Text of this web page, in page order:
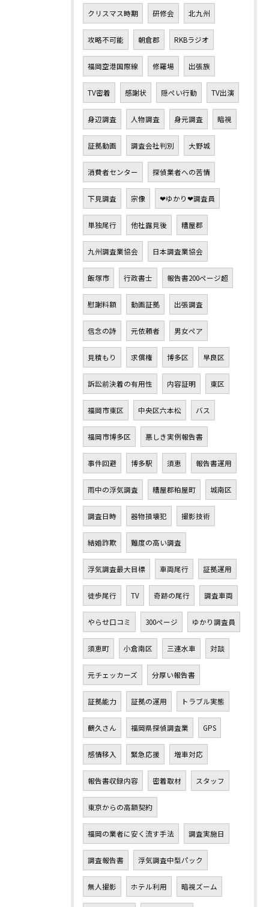
クリスマス時期 研修会 北九州
攻略不可能 朝倉郡 RKBラジオ
福岡空港国際線 修羅場 出張族
TV密着 感謝状 隠ぺい行動 TV出演
身辺調査 人物調査 身元調査 暗視
証拠動画 調査会社判別 大野城
消費者センター 探偵業者への苦情
下見調査 宗像 ❤ゆかり❤調査員
単独尾行 他社露見後 糟屋郡
九州調査業協会 日本調査業協会
飯塚市 行政書士 報告書200ページ超
慰謝料額 動画証拠 出張調査
信念の詩 元依頼者 男女ペア
見積もり 求償権 博多区 早良区
訴訟前決着の有用性 内容証明 東区
福岡市東区 中央区六本松 バス
福岡市博多区 悪しき実例報告書
事件回避 博多駅 須恵 報告書運用
雨中の浮気調査 糟屋郡粕屋町 城南区
調査日時 器物損壊犯 撮影技術
結婚詐欺 難度の高い調査
浮気調査最大目標 車両尾行 証拠運用
徒歩尾行 TV 奇跡の尾行 調査車両
やらせ口コミ 300ページ ゆかり調査員
須恵町 小倉南区 三連水車 対談
元チェッカーズ 分厚い報告書
証拠能力 証拠の運用 トラブル実態
鶴久さん 福岡県探偵調査業 GPS
感情移入 緊急応援 増車対応
報告書収録内容 密着取材 スタッフ
東京からの高額契約
福岡の業者に安く流す手法 調査実施日
調査報告書 浮気調査中型パック
無人撮影 ホテル利用 暗視ズーム